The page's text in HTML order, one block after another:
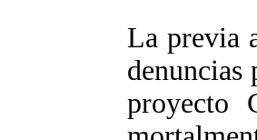
La previa
denuncias
proyecto